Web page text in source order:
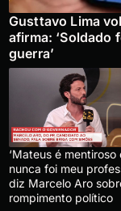
Gusttavo Lima
afirma: ‘Soldado
guerra’
‘Mateus é mentiroso
nunca foi meu
diz Marcelo Aro
rompimento político